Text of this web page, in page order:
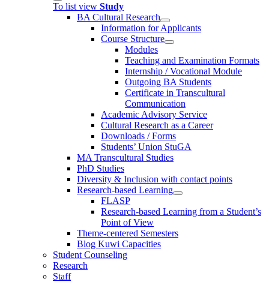
To list view Study
BA Cultural Research
Information for Applicants
Course Structure
Modules
Teaching and Examination Formats
Internship / Vocational Module
Outgoing BA Students
Certificate in Transcultural
Communication
Academic Advisory Service
Cultural Research as a Career
Downloads / Forms
Students’ Union StuGA
MA Transcultural Studies
PhD Studies
Diversity & Inclusion with contact points
Research-based Learning
FLASP
Research-based Learning from a Student’s
Point of View
Theme-centered Semesters
Blog Kuwi Capacities
Student Counseling
Research
Staff